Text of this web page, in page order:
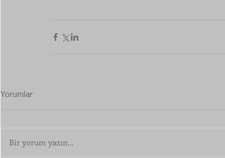
Yorumlar
Bir yorum yazın...